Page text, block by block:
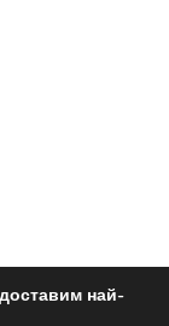
най-